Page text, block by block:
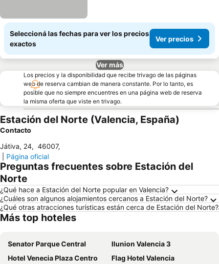
Seleccioná las fechas para ver los precios
exactos
Ver precios
Ver más
Los precios y la disponibilidad que recibe trivago de las páginas
web de reserva cambian de manera constante. Por lo tanto, es
posible que no siempre encuentres en una página web de reserva
la misma oferta que viste en trivago.
Estación del Norte (Valencia, España)
Contacto
Játiva, 24, 46007,
Página oficial
Preguntas frecuentes sobre Estación del
Norte
¿Qué hace a Estación del Norte popular en Valencia?
¿Cuáles son algunos alojamientos cercanos a Estación del Norte?
¿Qué otras atracciones turísticas están cerca de Estación del Norte?
Más top hoteles
Senator Parque Central
Ilunion Valencia 3
Hotel Venecia Plaza Centro
Flag Hotel Valencia